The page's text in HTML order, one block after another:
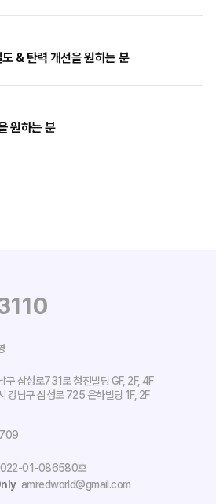
& 탄력 개선을 원하는 분
원하는 분
구 삼성로731로 청진빌딩 GF, 2F, 4F
강남구 삼성로 725 은하빌딩 1F, 2F
01-086580호
amredworld@gmail.com